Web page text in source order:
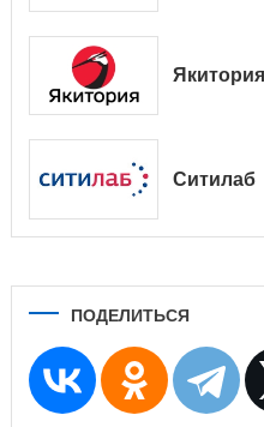
Якитория
Ситилаб
ПОДЕЛИТЬСЯ